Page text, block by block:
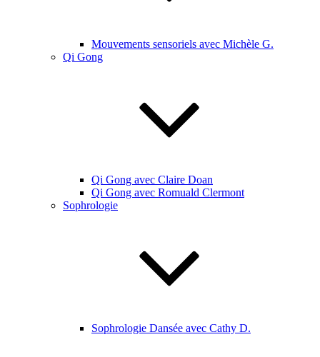
Mouvements sensoriels avec Michèle G.
Qi Gong
Qi Gong avec Claire Doan
Qi Gong avec Romuald Clermont
Sophrologie
Sophrologie Dansée avec Cathy D.